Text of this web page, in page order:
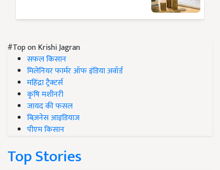
#Top on Krishi Jagran
सफल किसान
मिलेनियर फार्मर ऑफ इंडिया अवॉर्ड
महिंद्रा ट्रैक्टर्स
कृषि मशीनरी
जायद की फसल
बिज़नेस आइडियाज
पीएम किसान
Top Stories